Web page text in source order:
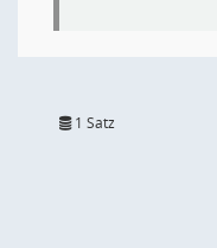
1 Satz